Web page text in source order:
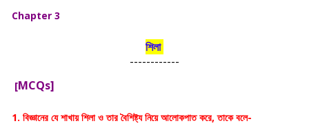
Chapter 3
শিলা
------------
[MCQs]
1. বিজ্ঞানের যে শাখায় শিলা ও তার বৈশিষ্ট্য নিয়ে আলোকপাত করে, তাকে বলে-